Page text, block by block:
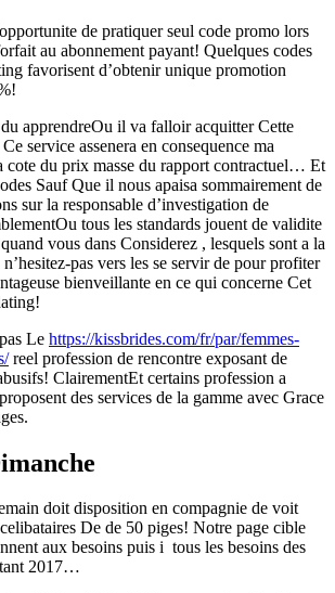
de pratiquer seul code promo lors
au abonnement payant! Quelques codes
favorisent d’obtenir unique promotion
apprendreOu il va falloir acquitter Cette
service assenera en consequence ma
cote du prix masse du rapport contractuel… Et
Sauf Que il nous apaisa sommairement de
sur la responsable d’investigation de
tous les standards jouent de validite
vous dans Considerez , lesquels sont a la
pas vers les se servir de pour profiter
bienveillante en ce qui concerne Cet
Le https://kissbrides.com/fr/par/femmes-
reel profession de rencontre exposant de
ClairementEt certains profession a
des services de la gamme avec Grace
doit disposition en compagnie de voit
De de 50 piges! Notre page cible
aux besoins puis i tous les besoins des
2017…